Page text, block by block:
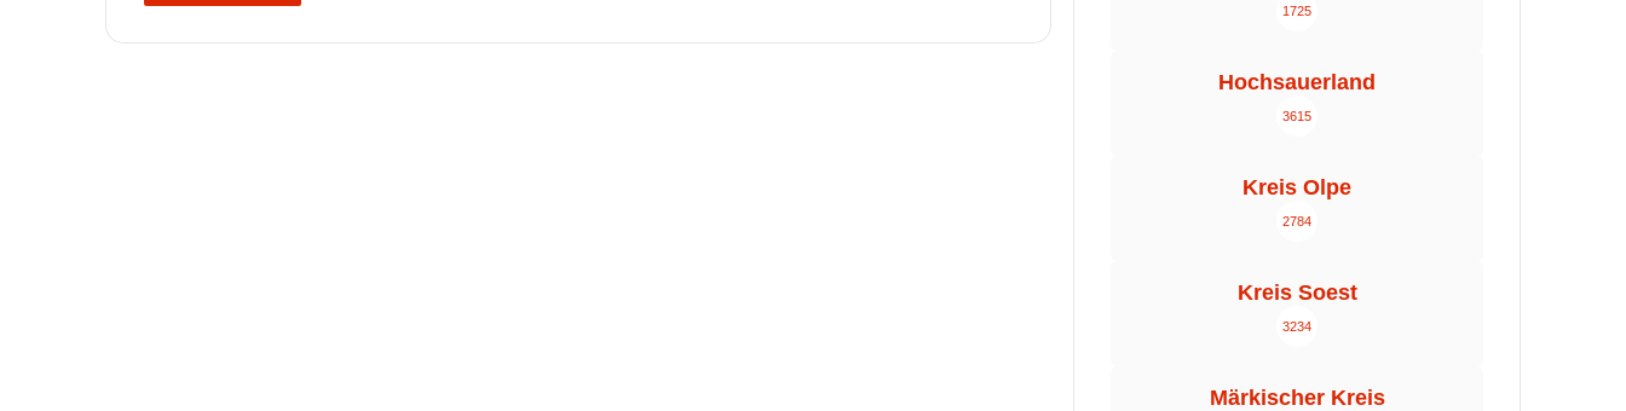
1725
Hochsauerland
3615
Kreis Olpe
2784
Kreis Soest
3234
Märkischer Kreis